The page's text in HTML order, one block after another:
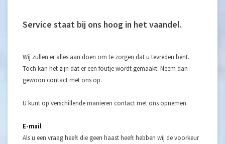
Service staat bij ons hoog in het vaandel.
Wij zullen er alles aan doen om te zorgen dat u tevreden bent.
Toch kan het zijn dat er een foutje wordt gemaakt. Neem dan
gewoon contact met ons op.
U kunt op verschillende manieren contact met ons opnemen.
E-mail
Als u een vraag heeft die geen haast heeft hebben wij de voorkeur